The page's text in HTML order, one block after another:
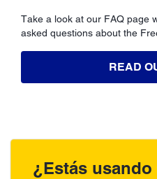
Take a look at our FAQ page
asked questions about the
READ
¿Estás usando